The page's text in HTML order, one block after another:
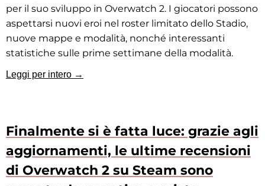
per il suo sviluppo in Overwatch 2. I giocatori possono
aspettarsi nuovi eroi nel roster limitato dello Stadio,
nuove mappe e modalità, nonché interessanti
statistiche sulle prime settimane della modalità.
Leggi per intero →
Finalmente si è fatta luce: grazie agli
aggiornamenti, le ultime recensioni
di Overwatch 2 su Steam sono